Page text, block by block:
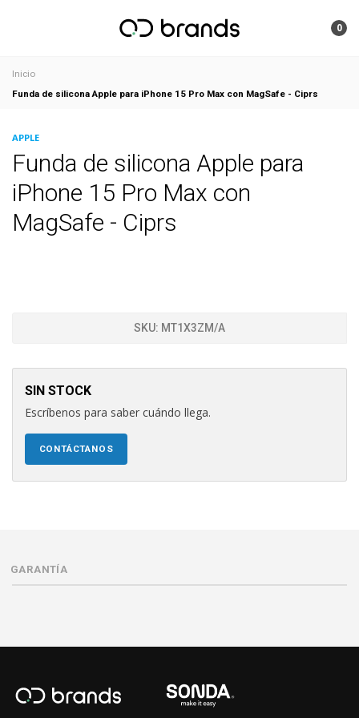
0
Inicio
Funda de silicona Apple para iPhone 15 Pro Max con MagSafe - Ciprs
APPLE
Funda de silicona Apple para
iPhone 15 Pro Max con
MagSafe - Ciprs
SKU: MT1X3ZM/A
SIN STOCK
Escríbenos para saber cuándo llega.
CONTÁCTANOS
GARANTÍA